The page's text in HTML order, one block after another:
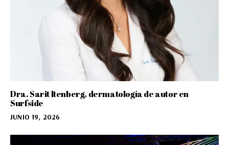
Dra. Sarit Itenberg, dermatología de autor en
Surfside
JUNIO 19, 2026